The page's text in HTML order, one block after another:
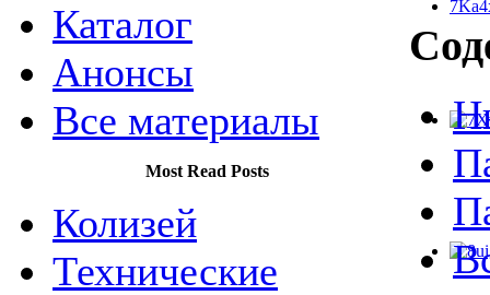
Каталог
Анонсы
Все материалы
Most Read Posts
Колизей
Технические